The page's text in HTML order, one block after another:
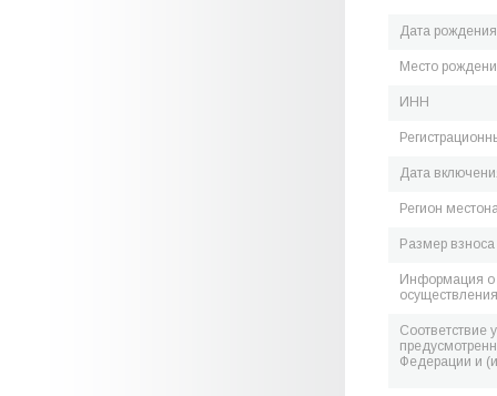
Дата рождения
Место
ИНН
Дата
Регион
Размер
Информация о
Соответствие
Федерации и